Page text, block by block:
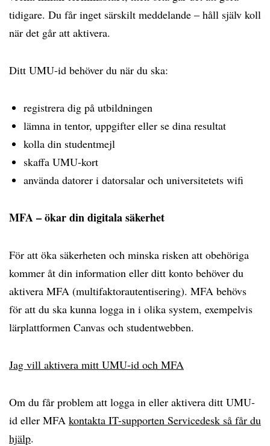
tidigare. Du får inget särskilt meddelande – håll själv koll
när det går att aktivera.
Ditt UMU-id behöver du när du ska:
registrera dig på utbildningen
lämna in tentor, uppgifter eller se dina resultat
kolla din studentmejl
skaffa UMU-kort
använda datorer i datorsalar och universitetets wifi
MFA – ökar din digitala säkerhet
För att öka säkerheten och minska risken att obehöriga
kommer åt din information eller ditt konto behöver du
aktivera MFA (multifaktorautentisering). MFA behövs
för att du ska kunna logga in i olika system, exempelvis
lärplattformen Canvas och studentwebben.
Jag vill aktivera mitt UMU-id och MFA
Om du får problem att logga in eller aktivera ditt UMU-
id eller MFA kontakta IT-supporten Servicedesk så får du
hjälp.